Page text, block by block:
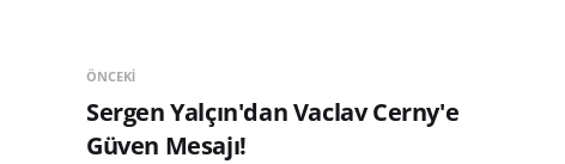
ÖNCEKI
Sergen Yalçın'dan Vaclav Cerny'e
Güven Mesajı!